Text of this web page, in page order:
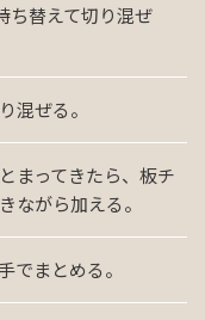
替えて切り混ぜ
混ぜる。
まってきたら、板チ
ながら加える。
でまとめる。